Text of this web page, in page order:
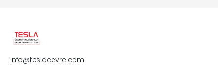
info@teslacevre.com